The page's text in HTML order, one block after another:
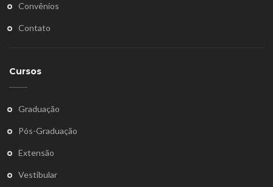
Convênios
Contato
Cursos
Graduação
Pós-Graduação
Extensão
Vestibular